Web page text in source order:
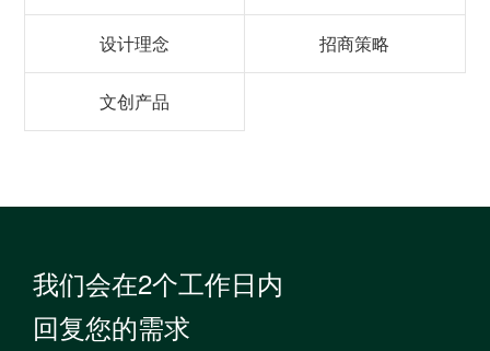
设计理念 招商策略
文创产品
我们会在2个工作日内
回复您的需求